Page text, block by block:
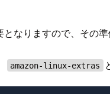
となりますので、その準
amazon-linux-extras